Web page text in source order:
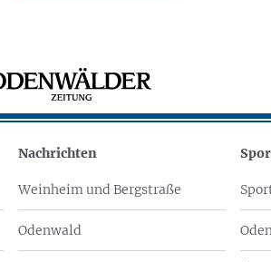
Nachrichten
Weinheim und Bergstraße
Odenwald